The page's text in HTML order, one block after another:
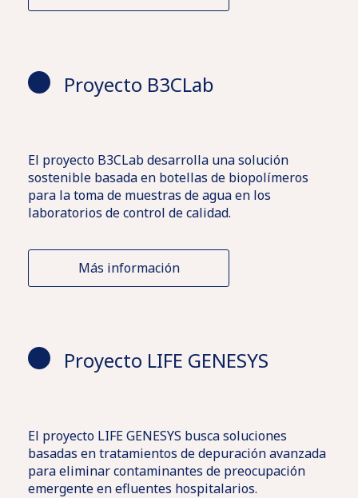
Proyecto B3CLab
El proyecto B3CLab desarrolla una solución
sostenible basada en botellas de biopolímeros
para la toma de muestras de agua en los
laboratorios de control de calidad.
Más información
Proyecto LIFE GENESYS
El proyecto LIFE GENESYS busca soluciones
basadas en tratamientos de depuración avanzada
para eliminar contaminantes de preocupación
emergente en efluentes hospitalarios.